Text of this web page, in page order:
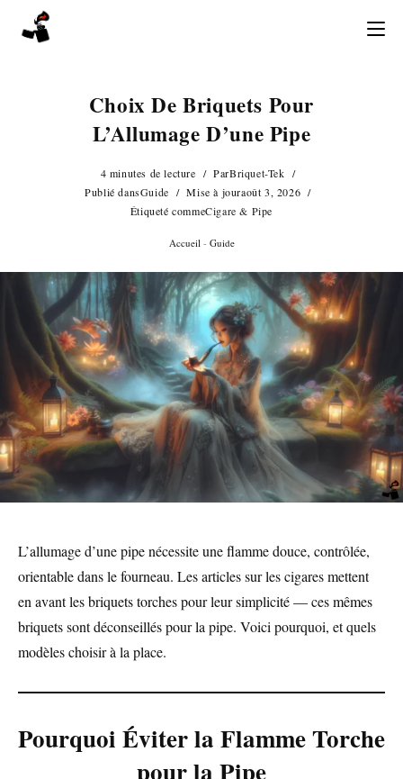
Choix De Briquets Pour
L’Allumage D’une Pipe
4 minutes de lecture ParBriquet-Tek
Publié dansGuide Mise à jouraoût 3, 2026
Étiqueté commeCigare & Pipe
Accueil- Guide
L’allumage d’une pipe nécessite une flamme douce, contrôlée,
orientable dans le fourneau. Les articles sur les cigares mettent
en avant les briquets torches pour leur simplicité — ces mêmes
briquets sont déconseillés pour la pipe. Voici pourquoi, et quels
modèles choisir à la place.
Pourquoi Éviter la Flamme Torche
pour la Pipe